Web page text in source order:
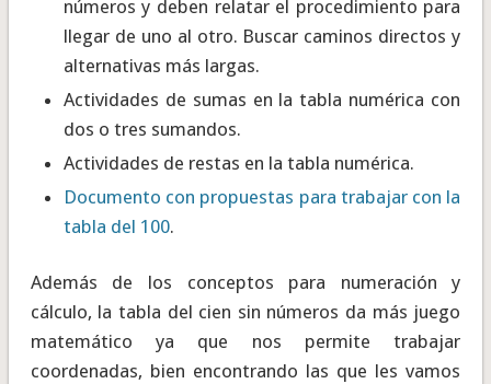
números y deben relatar el procedimiento para
llegar de uno al otro. Buscar caminos directos y
alternativas más largas.
Actividades de sumas en la tabla numérica con
dos o tres sumandos.
Actividades de restas en la tabla numérica.
Documento con propuestas para trabajar con la
tabla del 100.
Además de los conceptos para numeración y
cálculo, la tabla del cien sin números da más juego
matemático ya que nos permite trabajar
coordenadas, bien encontrando las que les vamos